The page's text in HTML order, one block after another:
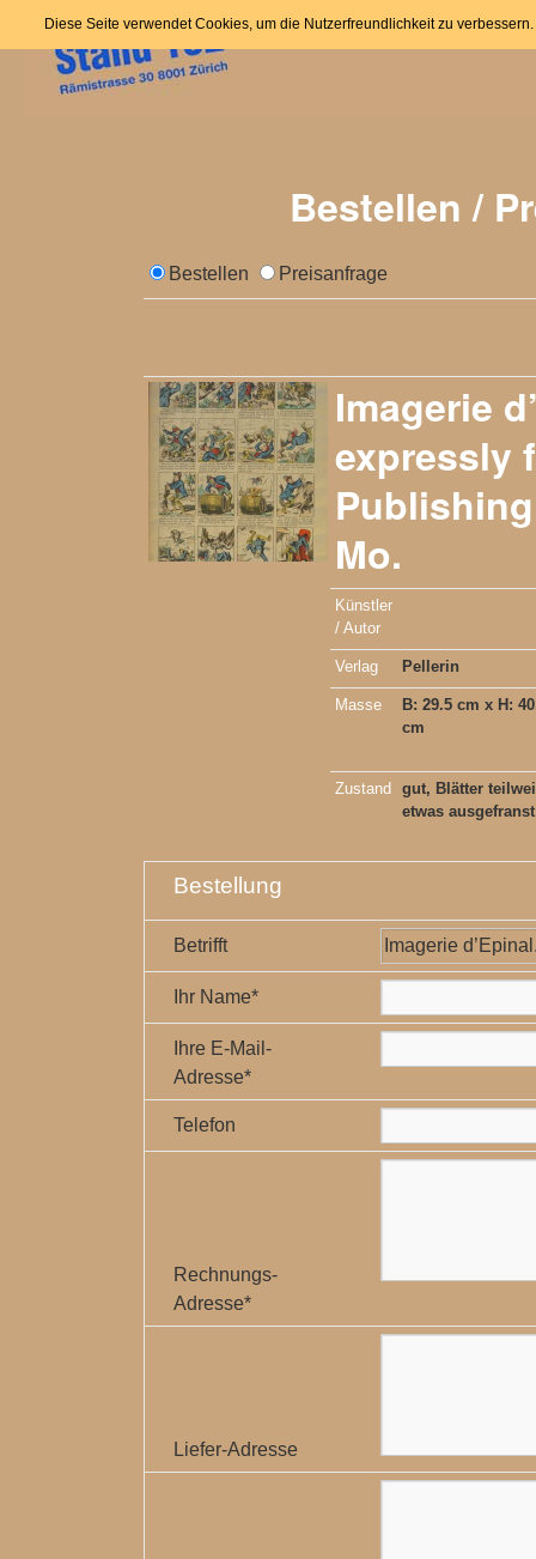
Zum
Inhalt
Home News
Bestellen /
Bestellen Preisanfrage
Imagerie
expressly
Mo.
Künstler
/ Autor
Verlag Pellerin
Masse
B: 29.5 cm x H:
cm
Zustand
gut, Blätter
etwas ausgefranst
Bestellung
Betrifft
Ihr Name*
Ihre E-Mail-
Adresse*
Telefon
Rechnungs-
Adresse*
Liefer-Adresse
Diese Seite verwendet Cookies, um die Nutzerfreundlichkeit zu